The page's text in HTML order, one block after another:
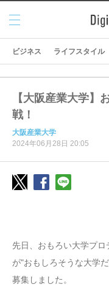
メニ
ュー
ビジネス ライフスタイル
【大阪産業大学】
戦！
大阪産業大学
2024年06月28日 20:05
先日、おもろい大学プ
が"おもしろそうな大学
募集しました。